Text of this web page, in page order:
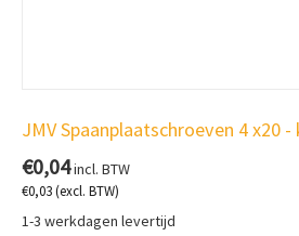
JMV Spaanplaatschroeven 4 x20
€0,04incl. BTW
€0,03(excl. BTW)
1-3 werkdagen levertijd